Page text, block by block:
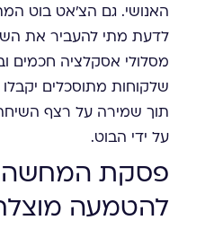
האנושי. גם הצ'אט בוט
לדעת מתי להעביר את
מסלולי אסקלציה חכמים
שלקוחות מתוסכלים
תוך שמירה על רצף
על ידי הבוט.
פסקת המחשה:
להטמעה